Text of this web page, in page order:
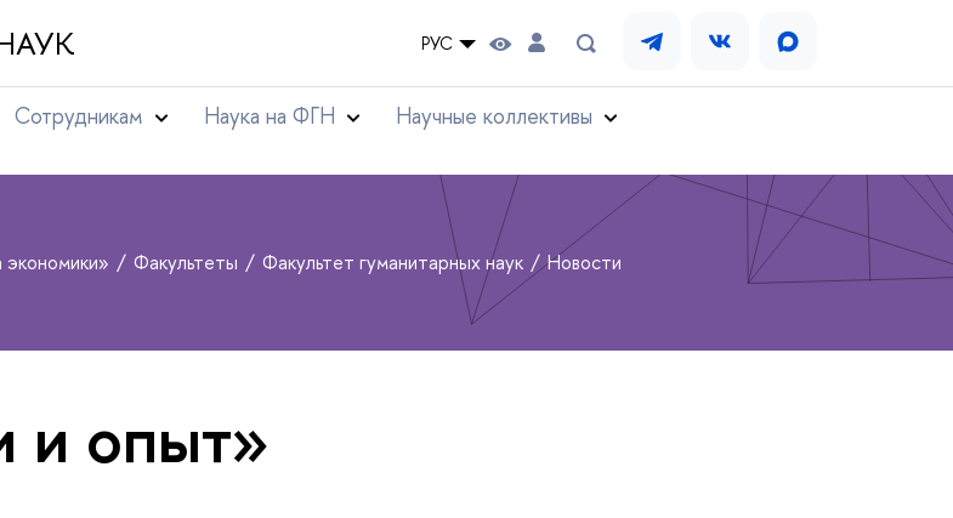
РУС
Сотрудникам Наука на ФГН
Научные коллективы
экономики» Факультеты Факультет гуманитарных наук Новости
и опыт»